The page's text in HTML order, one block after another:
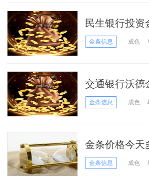
民生银行投资
金条信息 成色
交通银行沃德
日）
金条信息 成色
金条价格今天
金条信息 成色